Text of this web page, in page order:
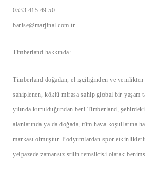
0533 415 49 50
barise@marjinal.com.tr
Timberland hakkında:
Timberland doğadan, el işçiliğinden ve yenilikten
sahiplenen, köklü mirasa sahip global bir yaşam
yılında kurulduğundan beri Timberland,
alanlarında ya da doğada, tüm hava koşullarına
markası olmuştur. Podyumlardan spor
yelpazede zamansız stilin temsilcisi olarak